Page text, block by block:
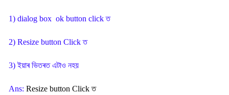
1) dialog box ok button click ত
2) Resize button Click ত
3) ইয়াৰ ভিতৰত এটাও নহয়
Ans: Resize button Click ত